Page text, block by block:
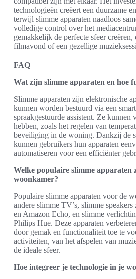
technologieën creëert een duurzame
terwijl slimme apparaten naadloos
volledige control over het
gemakkelijk de perfecte sfeer
filmavond of een gezellige
FAQ
Wat zijn slimme apparaten en hoe
Slimme apparaten zijn elektronische
kunnen worden bestuurd via een
spraakgestuurde assistent. Ze kunnen
hebben, zoals het regelen van
beveiliging in de woning. Dankzij de
kunnen gebruikers hun apparaten
automatiseren voor een efficiënter
Welke populaire slimme apparaten
woonkamer?
Populaire slimme apparaten voor de
andere slimme TV’s, slimme
en Amazon Echo, en slimme
Philips Hue. Deze apparaten
door gemak en functionaliteit toe te
activiteiten, van het afspelen van
de ideale sfeer.
Hoe integreer je technologie in je